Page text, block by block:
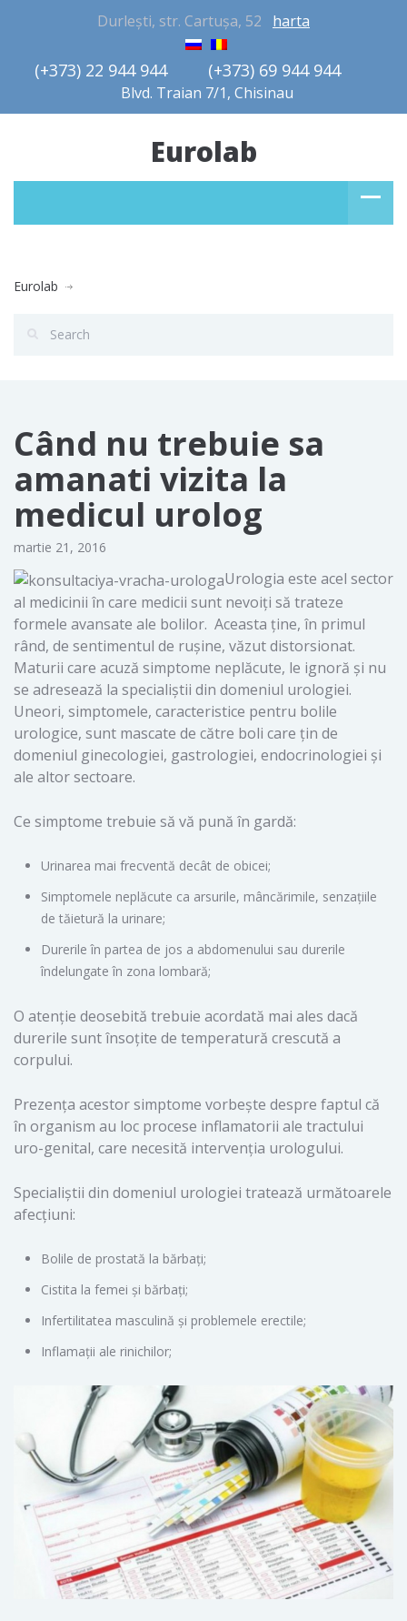
Durlești, str. Cartușa, 52 harta
(+373) 22 944 944         (+373) 69 944 944
Blvd. Traian 7/1, Chisinau
Eurolab
Eurolab
Când nu trebuie sa
amanati vizita la
medicul urolog
martie 21, 2016
Urologia este acel sector
al medicinii în care medicii sunt nevoiți să trateze
formele avansate ale bolilor. Aceasta ține, în primul
rând, de sentimentul de rușine, văzut distorsionat.
Maturii care acuză simptome neplăcute, le ignoră și nu
se adresează la specialiștii din domeniul urologiei.
Uneori, simptomele, caracteristice pentru bolile
urologice, sunt mascate de către boli care țin de
domeniul ginecologiei, gastrologiei, endocrinologiei și
ale altor sectoare.
Ce simptome trebuie să vă pună în gardă:
Urinarea mai frecventă decât de obicei;
Simptomele neplăcute ca arsurile, mâncărimile, senzațiile
de tăietură la urinare;
Durerile în partea de jos a abdomenului sau durerile
îndelungate în zona lombară;
O atenție deosebită trebuie acordată mai ales dacă
durerile sunt însoțite de temperatură crescută a
corpului.
Prezența acestor simptome vorbește despre faptul că
în organism au loc procese inflamatorii ale tractului
uro-genital, care necesită intervenția urologului.
Specialiștii din domeniul urologiei tratează următoarele
afecțiuni:
Bolile de prostată la bărbați;
Cistita la femei și bărbați;
Infertilitatea masculină și problemele erectile;
Inflamații ale rinichilor;